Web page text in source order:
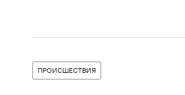
ПРОИСШЕСТВИЯ